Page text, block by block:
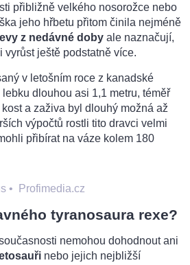
přibližně velkého nosorožce nebo
jeho hřbetu přitom činila nejméně
z nedávné doby ale naznačují,
vyrůst ještě podstatně více.
v letošním roce z kanadské
dlouhou asi 1,1 metru, téměř
a zaživa byl dlouhý možná až
výpočtů rostli tito dravci velmi
přibírat na váze kolem 180
• Profimedia.cz
tyranosaura rexe?
nemohou dohodnout ani
nebo jejich nejbližší